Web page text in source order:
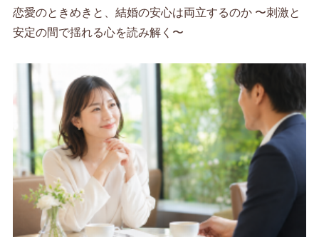
恋愛のときめきと、結婚の安心は両立するのか 〜刺激と
安定の間で揺れる心を読み解く〜